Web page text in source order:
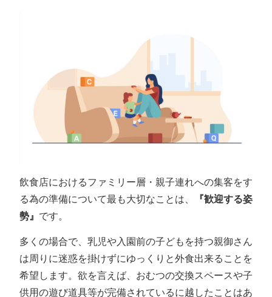
飲食店におけるファミリー層・親子連れへの集客をす
る為の準備について最も大切なことは、
『歓迎する姿
勢』 です。
多くの場合で、乳児や入園前の子どもを持つ親御さん
は周りに迷惑を掛けずにゆっくりと外食出来ることを
希望します。欲を言えば、おむつの交換スペースや子
供用の遊び道具等が完備されているに越したことはあ